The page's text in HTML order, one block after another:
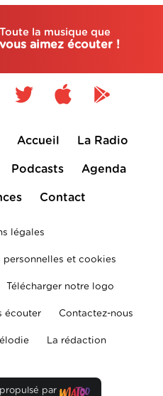
Toute la musique que
vous aimez écouter !
Accueil La Radio
Podcasts Agenda
Contact
légales
personnelles et cookies
Télécharger notre logo
écouter Contactez-nous
La rédaction
par